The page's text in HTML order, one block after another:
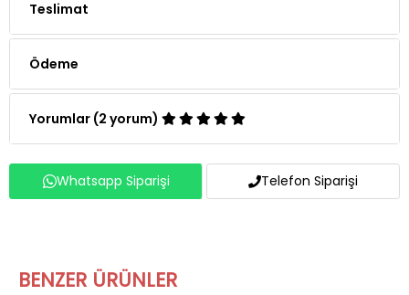
Teslimat
Ödeme
Yorumlar (2 yorum)
Whatsapp Siparişi Telefon Siparişi
BENZER ÜRÜNLER